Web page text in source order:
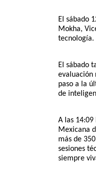
El sábado
Mokha,
tecnología.
El sábado
evaluación
paso a la
de
A las
Mexicana
más de
sesiones
siempre